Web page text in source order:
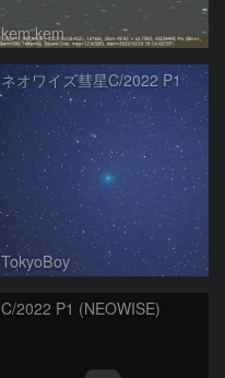
kem.kem
ネオワイズ彗星C/2022 P1
TokyoBoy
C/2022 P1 (NEOWISE)